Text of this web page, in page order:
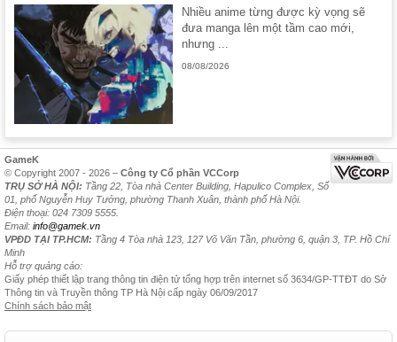
Nhiều anime từng được kỳ vọng sẽ
đưa manga lên một tầm cao mới,
nhưng ...
08/08/2026
GameK
© Copyright 2007 - 2026 – Công ty Cổ phần VCCorp
TRỤ SỞ HÀ NỘI: Tầng 22, Tòa nhà Center Building, Hapulico Complex, Số
01, phố Nguyễn Huy Tưởng, phường Thanh Xuân, thành phố Hà Nội.
Điện thoại: 024 7309 5555.
Email: info@gamek.vn
VPĐD TẠI TP.HCM: Tầng 4 Tòa nhà 123, 127 Võ Văn Tần, phường 6, quận 3, TP. Hồ Chí
Minh
Hỗ trợ quảng cáo:
Giấy phép thiết lập trang thông tin điện tử tổng hợp trên internet số 3634/GP-TTĐT do Sở
Thông tin và Truyền thông TP Hà Nội cấp ngày 06/09/2017
Chính sách bảo mật